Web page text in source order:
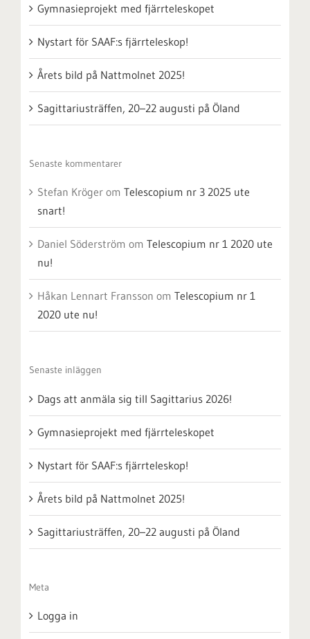
Gymnasieprojekt med fjärrteleskopet
Nystart för SAAF:s fjärrteleskop!
Årets bild på Nattmolnet 2025!
Sagittariusträffen, 20–22 augusti på Öland
Senaste kommentarer
Stefan Kröger om Telescopium nr 3 2025 ute
snart!
Daniel Söderström om Telescopium nr 1 2020 ute
nu!
Håkan Lennart Fransson om Telescopium nr 1
2020 ute nu!
Senaste inläggen
Dags att anmäla sig till Sagittarius 2026!
Gymnasieprojekt med fjärrteleskopet
Nystart för SAAF:s fjärrteleskop!
Årets bild på Nattmolnet 2025!
Sagittariusträffen, 20–22 augusti på Öland
Meta
Logga in